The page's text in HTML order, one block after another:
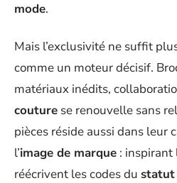
mode.
Mais l’exclusivité ne suffit
comme un moteur décisif.
matériaux inédits,
couture se renouvelle sans
pièces réside aussi dans leur
l’image de marque :
réécrivent les codes du statut